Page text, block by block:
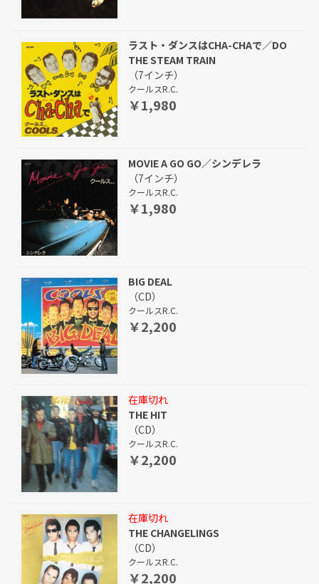
ラスト・ダンスはCHA-CHAで／DO
THE STEAM TRAIN
（7インチ）
クールスR.C.
￥1,980
MOVIE A GO GO／シンデレラ
（7インチ）
クールスR.C.
￥1,980
BIG DEAL
（CD）
クールスR.C.
￥2,200
在庫切れ
THE HIT
（CD）
クールスR.C.
￥2,200
在庫切れ
THE CHANGELINGS
（CD）
クールスR.C.
￥2,200